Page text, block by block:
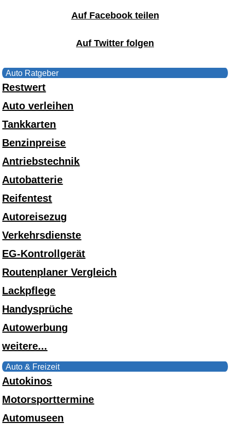
Auf Facebook teilen
Auf Twitter folgen
Auto Ratgeber
Restwert
Auto verleihen
Tankkarten
Benzinpreise
Antriebstechnik
Autobatterie
Reifentest
Autoreisezug
Verkehrsdienste
EG-Kontrollgerät
Routenplaner Vergleich
Lackpflege
Handysprüche
Autowerbung
weitere...
Auto & Freizeit
Autokinos
Motorsporttermine
Automuseen